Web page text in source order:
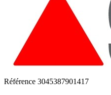
Référence 3045387901417